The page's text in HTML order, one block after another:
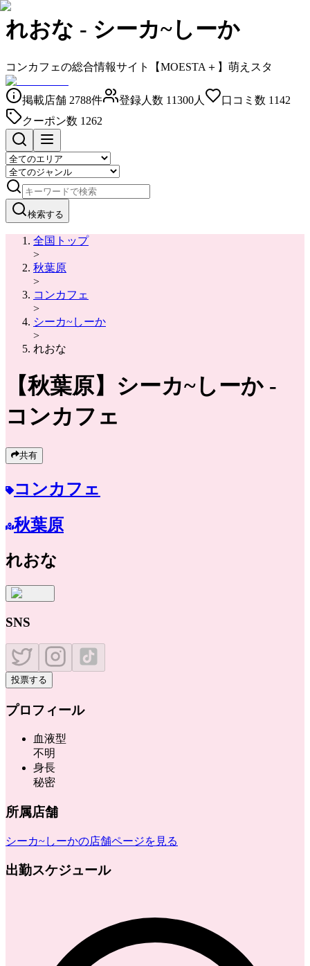
れおな - シーカ~しーか
コンカフェの総合情報サイト【MOESTA＋】萌えスタ
掲載店舗 2788件 登録人数 11300人 口コミ数 1142
クーポン数 1262
検索する
全国トップ
>
秋葉原
>
コンカフェ
>
シーカ~しーか
>
れおな
【秋葉原】 シーカ~しーか -
コンカフェ
共有
コンカフェ
秋葉原
れおな
SNS
投票する
プロフィール
血液型
不明
身長
秘密
所属店舗
シーカ~しーかの店舗ページを見る
出勤スケジュール